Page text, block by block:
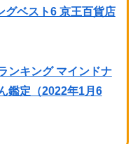
グベスト6 京王百貨店
ンキング マインドナ
鑑定（2022年1月6